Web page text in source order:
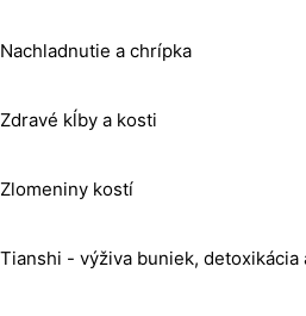
Nachladnutie a chrípka
Zdravé kĺby a kosti
Zlomeniny kostí
Tianshi - výživa buniek, detoxikácia